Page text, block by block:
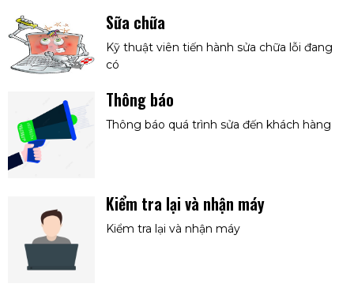
Sữa chữa
Kỹ thuật viên tiến hành sửa chữa lỗi đang
có
Thông báo
Thông báo quá trình sửa đến khách hàng
Kiểm tra lại và nhận máy
Kiểm tra lại và nhận máy